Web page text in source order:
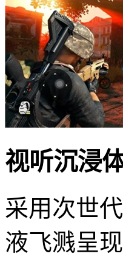
视听沉浸
采用次世
液飞溅呈